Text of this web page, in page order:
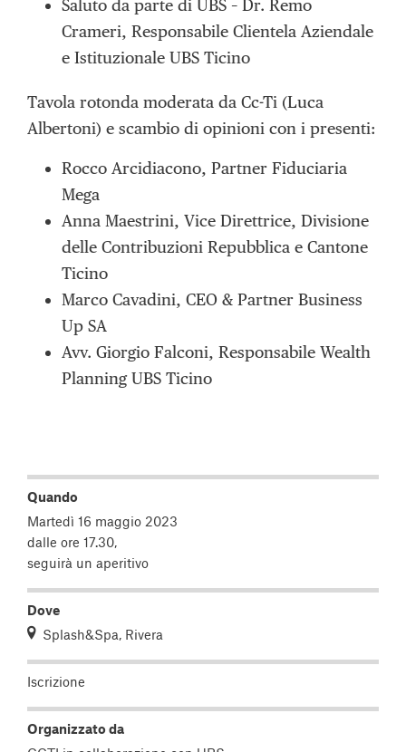
Saluto da parte di UBS – Dr. Remo
Crameri, Responsabile Clientela Aziendale
e Istituzionale UBS Ticino
Tavola rotonda moderata da Cc-Ti (Luca
Albertoni) e scambio di opinioni con i presenti:
Rocco Arcidiacono, Partner Fiduciaria
Mega
Anna Maestrini, Vice Direttrice, Divisione
delle Contribuzioni Repubblica e Cantone
Ticino
Marco Cavadini, CEO & Partner Business
Up SA
Avv. Giorgio Falconi, Responsabile Wealth
Planning UBS Ticino
Quando
Martedì 16 maggio 2023
dalle ore 17.30,
seguirà un aperitivo
Dove
Splash&Spa, Rivera
Iscrizione
Organizzato da